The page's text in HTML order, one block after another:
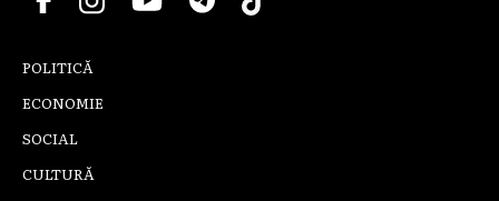
POLITICĂ
ECONOMIE
SOCIAL
CULTURĂ